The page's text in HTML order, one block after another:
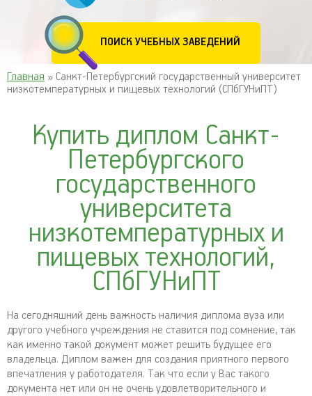
ПОИСК УЧЕБНЫХ ЗАВЕДЕНИЙ
Главная » Санкт-Петербургский государственный университет
низкотемпературных и пищевых технологий (СПбГУНиПТ)
Купить диплом Санкт-
Петербургского
государственного
университета
низкотемпературных и
пищевых технологий,
СПбГУНиПТ
На сегодняшний день важность наличия диплома вуза или
другого учебного учреждения не ставится под сомнение, так
как именно такой документ может решить будущее его
владельца. Диплом важен для создания приятного первого
впечатления у работодателя. Так что если у Вас такого
документа нет или он не очень удовлетворительного и